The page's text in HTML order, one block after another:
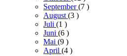
September(7 )
August(3 )
Juli (1 )
Juni (6 )
Mai (9 )
April (4 )